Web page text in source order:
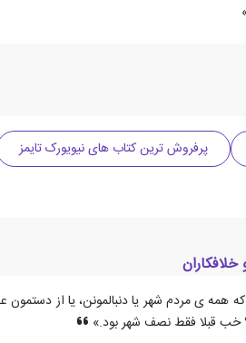
پرفروش ترین کتاب های نیویورک تایمز
ی مردم شهر یا دنبالمونن، یا از دستمون
قبلا فقط نصف شهر بود.»